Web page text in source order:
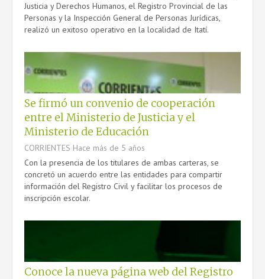
Justicia y Derechos Humanos, el Registro Provincial de las
Personas y la Inspección General de Personas Jurídicas,
realizó un exitoso operativo en la localidad de Itatí.
Se firmó un convenio de cooperación
entre el Ministerio de Justicia y el
Ministerio de Educación
CORRIENTES Hace más de 5 años
Con la presencia de los titulares de ambas carteras, se
concretó un acuerdo entre las entidades para compartir
información del Registro Civil y facilitar los procesos de
inscripción escolar.
Conoce la nueva página web del Registro